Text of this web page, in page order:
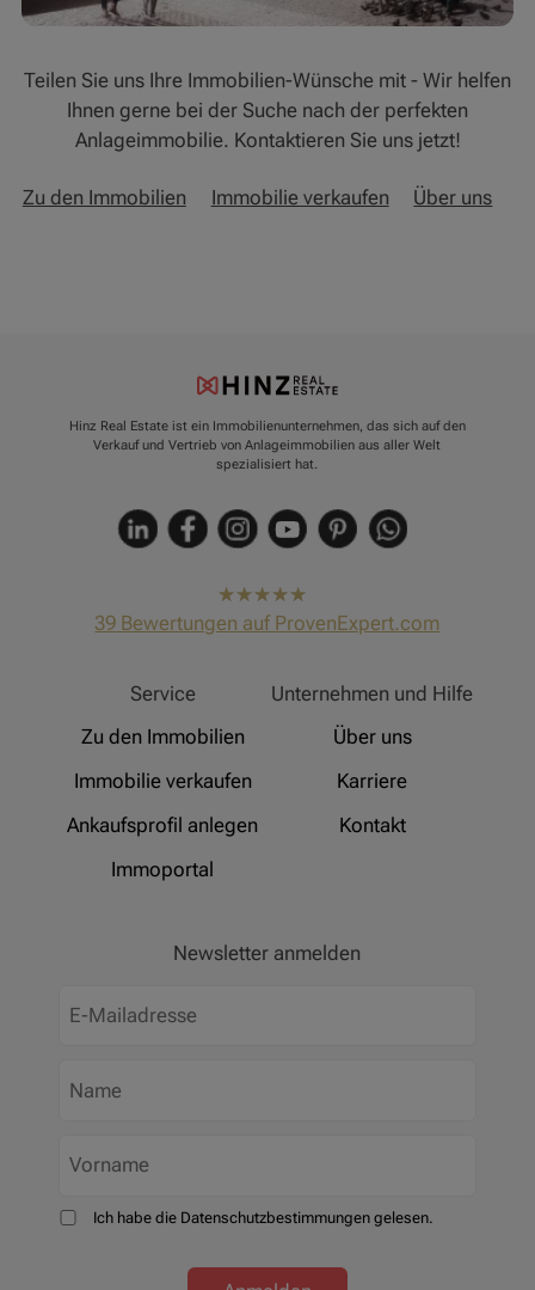
Teilen Sie uns Ihre Immobilien-Wünsche mit - Wir helfen
Ihnen gerne bei der Suche nach der perfekten
Anlageimmobilie. Kontaktieren Sie uns jetzt!
Zu den Immobilien Immobilie verkaufen Über uns
Hinz Real Estate ist ein Immobilienunternehmen, das sich auf den
Verkauf und Vertrieb von Anlageimmobilien aus aller Welt
spezialisiert hat.
hat4,91
von5
39 Bewertungen auf ProvenExpert.com
Service
Zu den Immobilien
Immobilie verkaufen
Ankaufsprofil anlegen
Immoportal
Unternehmen und Hilfe
Über uns
Karriere
Kontakt
Newsletter anmelden
Ich habe die Datenschutzbestimmungen gelesen.